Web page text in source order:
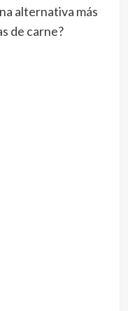
alternativa más
de carne?